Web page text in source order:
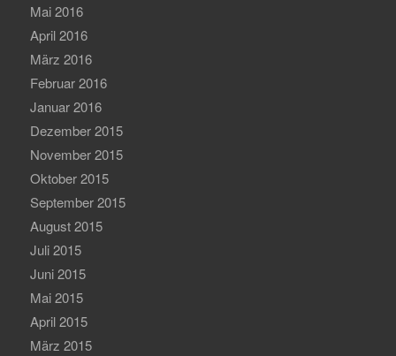
Mai 2016
April 2016
März 2016
Februar 2016
Januar 2016
Dezember 2015
November 2015
Oktober 2015
September 2015
August 2015
Juli 2015
Juni 2015
Mai 2015
April 2015
März 2015